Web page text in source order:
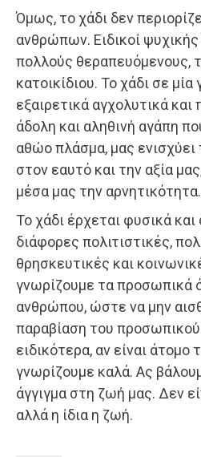
Όμως, το χάδι δεν
ανθρώπων. Ειδικοί
πολλούς θεραπευόμενους,
κατοικίδιου. Το χάδι σε μία
εξαιρετικά αγχολυτικά
άδολη και αληθινή αγάπη
αθώο πλάσμα, μας ενισχύει
στον εαυτό και την αξία
μέσα μας την αρνητικότητα.
Το χάδι έρχεται φυσικά
διάφορες πολιτιστικές,
θρησκευτικές και
γνωρίζουμε τα προσωπικά
ανθρώπου, ώστε να μην
παραβίαση του
ειδικότερα, αν είναι άτομο
γνωρίζουμε καλά. Ας
άγγιγμα στη ζωή μας. Δεν
αλλά η ίδια η ζωή.